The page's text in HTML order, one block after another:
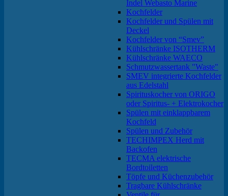
Indel Webasto Marine
Kochfelder
Kochfelder und Spülen mit
Deckel
Kochfelder von “Smev”
Kühlschränke ISOTHERM
Kühlschränke WAECO
Schmutzwassertank "Waste"
SMEV integrierte Kochfelder
aus Edelstahl
Spirituskocher von ORIGO
oder Spiritus- + Elektrokocher
Spülen mit einklappbarem
Kochfeld
Spülen und Zubehör
TECHIMPEX Herd mit
Backofen
TECMA elektrische
Bordtoiletten
Töpfe und Küchenzubehör
Tragbare Kühlschränke